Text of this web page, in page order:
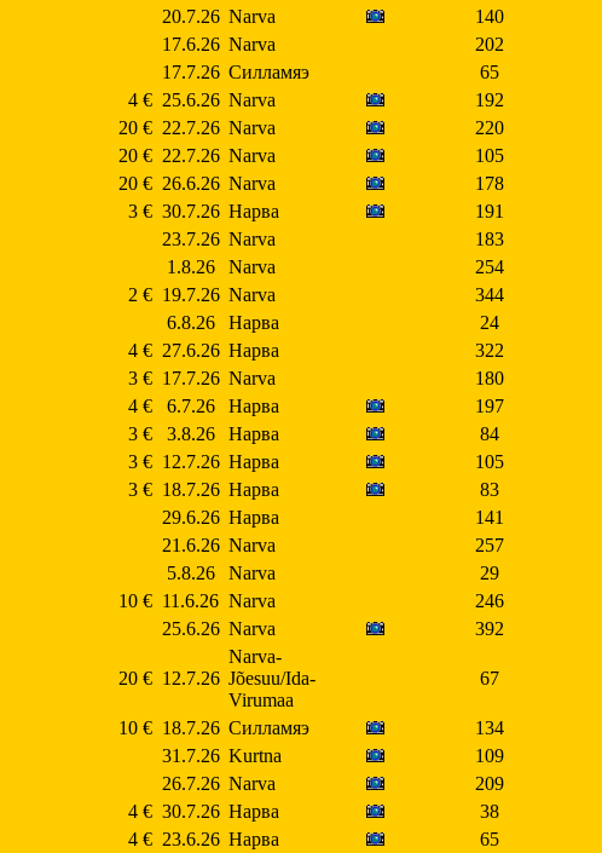
20.7.26 Narva
140
17.6.26 Narva
202
17.7.26 Силламяэ
65
4 € 25.6.26 Narva
192
20 € 22.7.26 Narva
220
20 € 22.7.26 Narva
105
20 € 26.6.26 Narva
178
3 € 30.7.26 Нарва
191
23.7.26 Narva
183
1.8.26 Narva
254
2 € 19.7.26 Narva
344
6.8.26 Нарва
24
4 € 27.6.26 Нарва
322
3 € 17.7.26 Narva
180
4 € 6.7.26 Нарва
197
3 € 3.8.26 Нарва
84
3 € 12.7.26 Нарва
105
3 € 18.7.26 Нарва
83
29.6.26 Нарва
141
21.6.26 Narva
257
5.8.26 Narva
29
10 € 11.6.26 Narva
246
25.6.26 Narva 392
20 € 12.7.26
Narva-
Jõesuu/Ida-
Virumaa
67
10 € 18.7.26 Силламяэ
134
31.7.26 Kurtna
109
26.7.26 Narva
209
4 € 30.7.26 Нарва
38
4 € 23.6.26 Нарва 65